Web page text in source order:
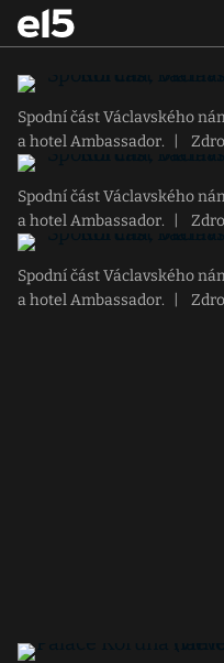
Spodní část Václavského
a hotel Ambassador.
Spodní část Václavského
a hotel Ambassador.
Spodní část Václavského
a hotel Ambassador.